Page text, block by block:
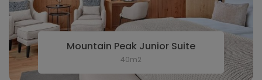
Mountain Peak Junior Suite
40m2